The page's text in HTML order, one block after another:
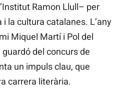
Ramon Llull– per
la cultura catalanes. L’any
Miquel Martí i Pol del
guardó del concurs de
un impuls clau, que
carrera literària.